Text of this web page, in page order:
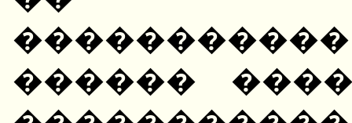
������